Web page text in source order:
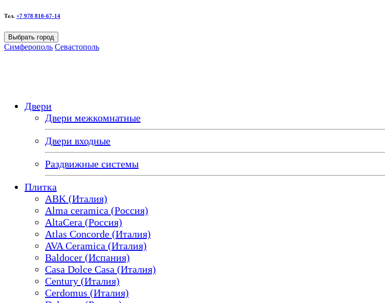
Тел. +7 978 810-67-14
Выбрать город
Симферополь Севастополь
Двери
Двери межкомнатные
Двери входные
Раздвижные системы
Плитка
ABK (Италия)
Alma ceramica (Россия)
AltaCera (Россия)
Atlas Concorde (Италия)
AVA Ceramica (Италия)
Baldocer (Испания)
Casa Dolce Casa (Италия)
Century (Италия)
Cerdomus (Италия)